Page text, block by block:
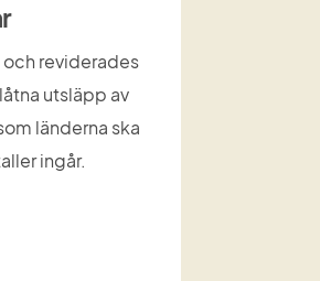
och reviderades
utsläpp av
länderna ska
ingår.